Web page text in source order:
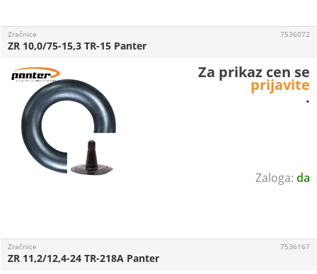
da
Zračnice
ZR 10,0/75-15,3 TR-15 Panter
7536072
Za prikaz cen se
prijavite
.
Zračnice
ZR 11,2/12,4-24 TR-218A Panter
7536167